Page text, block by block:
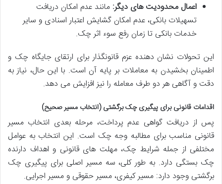
اعمال محدودیت های دیگر: مانند عدم امکان دریافت
تسهیلات بانکی، عدم امکان گشایش اعتبار اسنادی و سایر
خدمات بانکی تا زمان رفع سوء اثر چک.
این تحولات نشان دهنده عزم قانونگذار برای ارتقای جایگاه چک و
اطمینان بخشیدن به معاملات بر پایه آن است. با این حال، نیاز به
دقت و آگاهی هر دو طرف معامله را نیز افزایش می دهد.
اقدامات قانونی برای پیگیری چک برگشتی (انتخاب مسیر صحیح)
پس از دریافت گواهی عدم پرداخت، مرحله بعدی انتخاب مسیر
قانونی مناسب برای مطالبه وجه چک است. این انتخاب به عوامل
مختلفی از جمله شرایط چک، مهلت های قانونی و اهداف دارنده
چک بستگی دارد. به طور کلی، سه مسیر اصلی برای پیگیری چک
برگشتی وجود دارد: مسیر کیفری، مسیر حقوقی و مسیر اجرایی.